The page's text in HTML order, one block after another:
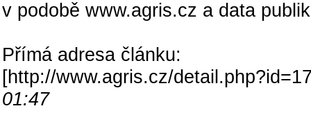
v podobě www.agris.cz a data
Přímá adresa článku:
[http://www.agris.cz/
01:47